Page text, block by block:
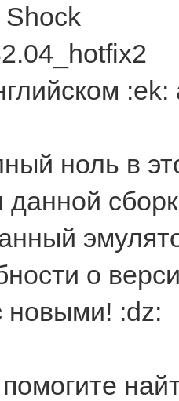
Shock
ноль в
данной
о
новыми! :dz: